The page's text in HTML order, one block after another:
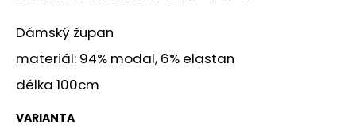
Dámský župan
materiál: 94% modal, 6% elastan
délka 100cm
VARIANTA